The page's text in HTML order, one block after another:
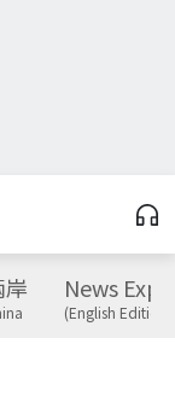
岸 News
(English Edition)